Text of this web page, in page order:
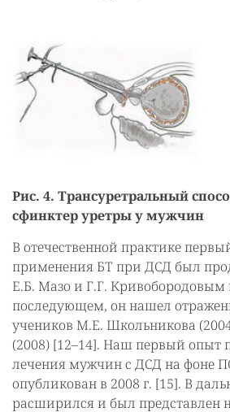
Рис. 4. Трансуретральный
сфинктер уретры у мужчин
В отечественной практике
применения БТ при ДСД был
Е.Б. Мазо и Г.Г. Кривобородовым
последующем, он нашел
учеников М.Е. Школьникова
(2008) [12–14]. Наш первый опыт
лечения мужчин с ДСД на фоне
опубликован в 2008 г. [15]. В
расширился и был представлен